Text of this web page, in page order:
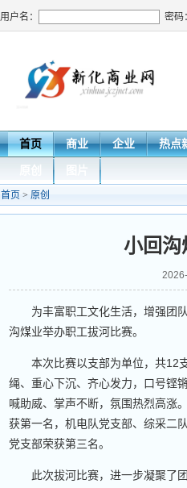
用户名： 密码：
首页 商业 企业 热点
原创 图片
首页 > 原创
小回沟
为丰富职工文化生活，增强团队
沟煤业举办职工拔河比赛。
本次比赛以支部为单位，共12支
绳、重心下沉、齐心发力，口号铿
喊助威、掌声不断，氛围热烈高涨
获第一名，机电队党支部、综采二
党支部荣获第三名。
此次拔河比赛，进一步凝聚了团